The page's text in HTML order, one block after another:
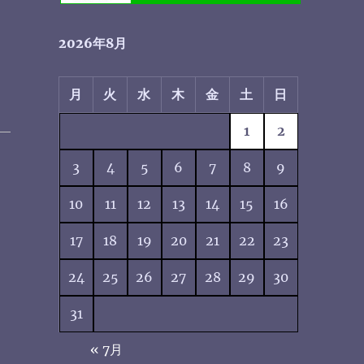
2026年8月
月 火 水 木 金 土 日
1 2
3 4 5 6 7 8 9
10 11 12 13 14 15 16
17 18 19 20 21 22 23
24 25 26 27 28 29 30
31
« 7月